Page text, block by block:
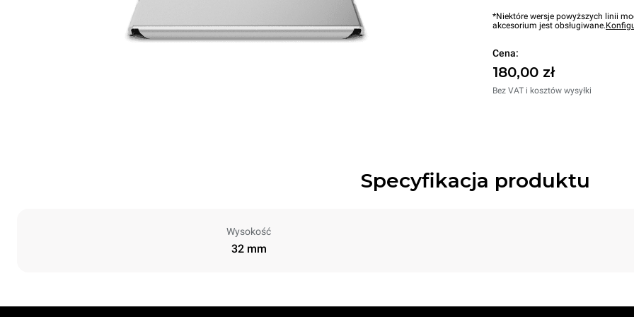
*Niektóre wersje powyższych linii
akcesorium jest obsługiwane.
Cena:
180,00 zł
Bez VAT i kosztów wysyłki
Specyfikacja produktu
Wysokość
32 mm